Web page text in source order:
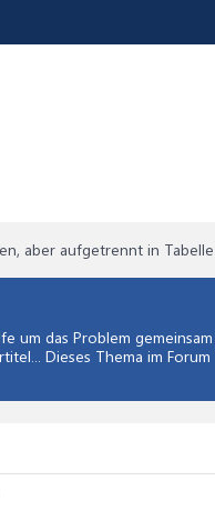
aber aufgetrennt in Tabelle
um das Problem
Dieses Thema im Forum